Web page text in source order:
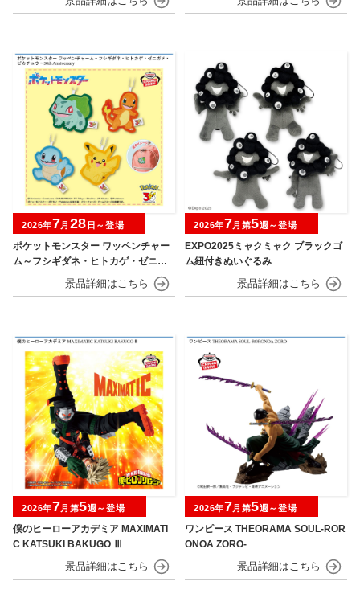
ポケットモンスター ワッペンチャー
ム～フシギダネ・ヒトカゲ・ゼニガ
メ・ピカチュウ～30th Anniversary
2026年7月 28 日～登場
EXPO2025ミャクミャク ブラックゴ
ム紐付きぬいぐるみ
2026年7月第5週～登場
僕のヒーローアカデミア MAXIMATI
C KATSUKI BAKUGO Ⅲ
2026年7月第5週～登場
ワンピース THEORAMA SOUL-ROR
ONOA ZORO-
2026年7月第5週～登場